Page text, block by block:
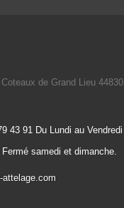
de Grand Lieu 44830
43 91 Du Lundi au Vendredi
samedi et dimanche.